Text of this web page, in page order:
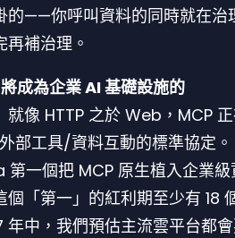
的——你呼叫資料的同時就在治
再補治理。
成為企業 AI 基礎設施的
就像 HTTP 之於 Web，MCP
部工具/資料互動的標準協定。
一個把 MCP 原生植入企業級
個「第一」的紅利期至少有 18
年中，我們預估主流雲平台都